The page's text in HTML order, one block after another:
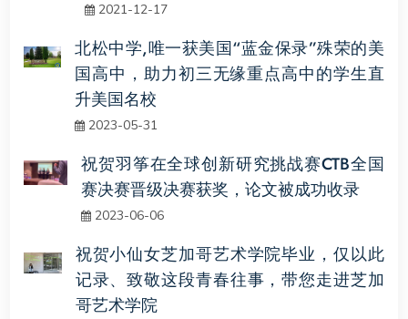
2021-12-17
北松中学,唯一获美国“蓝金保录”殊荣的美
国高中，助力初三无缘重点高中的学生直
升美国名校
2023-05-31
祝贺羽筝在全球创新研究挑战赛CTB全国
赛决赛晋级决赛获奖，论文被成功收录
2023-06-06
祝贺小仙女芝加哥艺术学院毕业，仅以此
记录、致敬这段青春往事，带您走进芝加
哥艺术学院